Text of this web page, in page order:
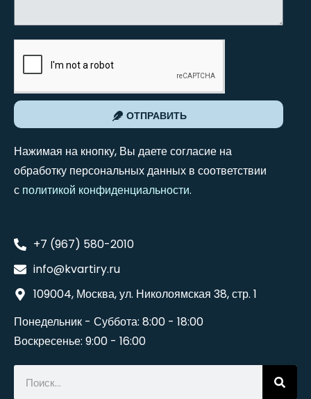
ОТПРАВИТЬ
Нажимая на кнопку, Вы даете согласие на
обработку персональных данных в соответствии
с политикой конфиденциальности.
+7 (967) 580-2010
info@kvartiry.ru
109004, Москва, ул. Николоямская 38, стр. 1
Понедельник - Суббота: 8:00 - 18:00
Воскресенье: 9:00 - 16:00